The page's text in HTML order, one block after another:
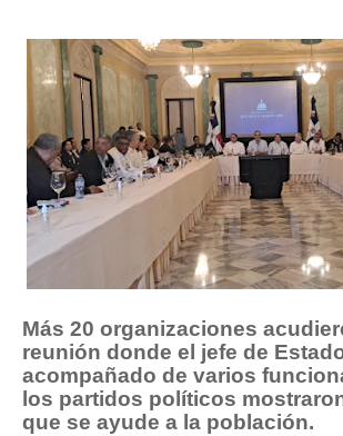
Más 20 organizaciones
reunión donde el jefe de
acompañado de varios
los partidos políticos
que se ayude a la población.